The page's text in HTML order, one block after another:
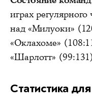
играх
над «Милуоки»
«Оклахоме»
«Шарлотт»
Статистика